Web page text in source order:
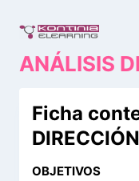
contenido
ANÁLISIS
Ficha
OBJETIVOS